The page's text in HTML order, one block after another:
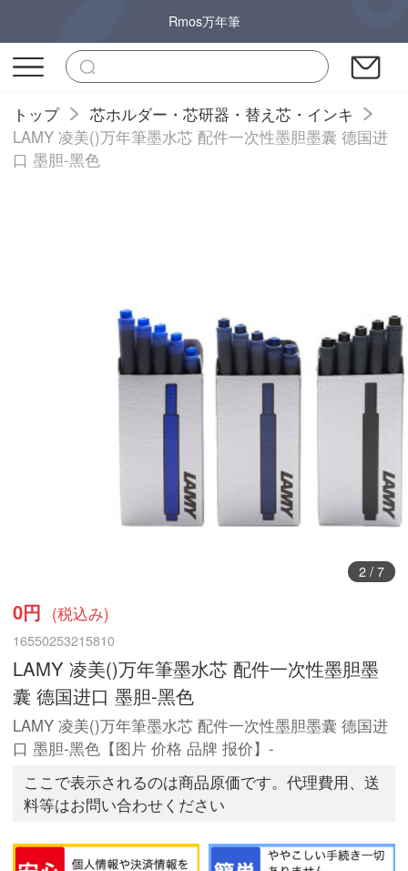
Rmos万年筆
トップ
芯ホルダー・芯研器・替え芯・インキ
LAMY 凌美()万年筆墨水芯 配件一次性墨胆墨囊 德国进
口 墨胆-黑色
3/ 7
0円 (税込み)
16550253215810
LAMY 凌美()万年筆墨水芯 配件一次性墨胆墨
囊 德国进口 墨胆-黑色
LAMY 凌美()万年筆墨水芯 配件一次性墨胆墨囊 德国进
口 墨胆-黑色【图片 价格 品牌 报价】-
ここで表示されるのは商品原価です。代理費用、送
料等はお問い合わせください